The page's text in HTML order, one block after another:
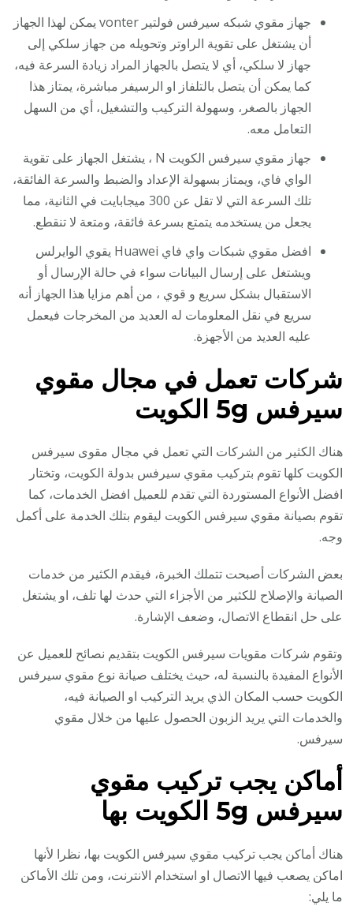
جهاز مقوي شبكه سيرفس فولتير vonter يمكن لهذا الجهاز
أن يشتغل على تقوية الراوتر وتحويله من جهاز سلكي إلى
جهاز لا سلكي، أي لا يتصل بالجهاز المراد زيادة السرعة فيه،
كما يمكن أن يتصل بالتلفاز او الرسيفر مباشرة، يمتاز هذا
الجهاز بالصغر، وسهولة التركيب والتشغيل، أي من السهل
التعامل معه.
جهاز مقوي سيرفس الكويت N ، يشتغل الجهاز على تقوية
الواي فاي، ويمتاز بسهولة الإعداد والضبط والسرعة الفائقة،
تلك السرعة التي لا تقل عن 300 ميجابايت في الثانية، مما
يجعل من يستخدمه يتمتع بسرعة فائقة، ومتعة لا تنقطع.
افضل مقوي شبكات واي فاي Huawei يقوي الوايرلس
ويشتغل على إرسال البيانات سواء في حالة الإرسال أو
الاستقبال بشكل سريع و قوي ، من أهم مزايا هذا الجهاز أنه
سريع في نقل المعلومات له العديد من المخرجات فيعمل
عليه العديد من الأجهزة.
شركات تعمل في مجال مقوي
سيرفس 5g الكويت
هناك الكثير من الشركات التي تعمل في مجال مقوى سيرفس
الكويت كلها تقوم بتركيب مقوي سيرفس بدولة الكويت، وتختار
افضل الأنواع المستوردة التي تقدم للعميل افضل الخدمات، كما
تقوم بصيانة مقوي سيرفس الكويت ليقوم بتلك الخدمة على أكمل
وجه.
بعض الشركات أصبحت تتملك الخبرة، فيقدم الكثير من خدمات
الصيانة والإصلاح للكثير من الأجزاء التي حدث لها تلف، او يشتغل
على حل انقطاع الاتصال، وضعف الإشارة.
وتقوم شركات مقويات سيرفس الكويت بتقديم نصائح للعميل عن
الأنواع المفيدة بالنسبة له، حيث يختلف صيانة نوع مقوي سيرفس
الكويت حسب المكان الذي يريد التركيب او الصيانة فيه،
والخدمات التي يريد الزبون الحصول عليها من خلال مقوي
سيرفس.
أماكن يجب تركيب مقوي
سيرفس 5g الكويت بها
هناك أماكن يجب تركيب مقوي سيرفس الكويت بها، نظرا لأنها
اماكن يصعب فيها الاتصال او استخدام الانترنت، ومن تلك الأماكن
ما يلي: